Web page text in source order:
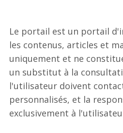
Le portail est un portail
les contenus, articles et
uniquement et ne
un substitut à la
l'utilisateur doivent
personnalisés, et la
exclusivement à